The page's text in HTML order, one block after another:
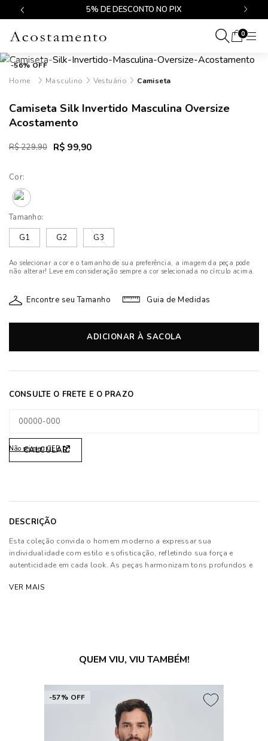
5% DE DESCONTO NO PIX
0
-56% OFF
Masculino
Vestuário Camiseta
Camiseta Silk Invertido Masculina Oversize
Acostamento
R$ 229,90 R$ 99,90
Cor:
Tamanho:
G1
G2 G3
Ao selecionar a cor e o tamanho de sua preferência, a imagem da peça pode
não alterar! Leve em consideração sempre a cor selecionada no círculo acima.
Encontre seu Tamanho Guia de Medidas
ADICIONAR À SACOLA
Não sei meu CEP
DESCRIÇÃO
Esta coleção convida o homem moderno a expressar sua
individualidade com estilo e sofisticação, refletindo sua força e
autenticidade em cada look. As peças harmonizam tons profundos e
estratégicas que garantem conforto e elegância.
VER MAIS
QUEM VIU, VIU TAMBÉM!
-57% OFF